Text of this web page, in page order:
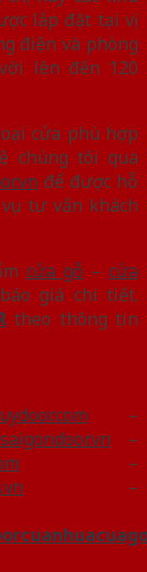
lắp đặt tại vị
điện và phòng
lên đến 120
cửa phù hợp
chúng tôi qua
để được hỗ
tư vấn khách
cửa gỗ –cửa
giá chi tiết.
theo thông tin
–
–
–
–